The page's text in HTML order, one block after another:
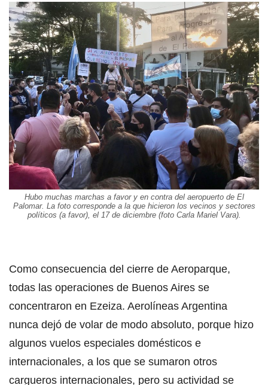
Hubo muchas marchas a favor y en contra del aeropuerto de El
Palomar. La foto corresponde a la que hicieron los vecinos y sectores
políticos (a favor), el 17 de diciembre (foto Carla Mariel Vara).
Como consecuencia del cierre de Aeroparque,
todas las operaciones de Buenos Aires se
concentraron en Ezeiza. Aerolíneas Argentina
nunca dejó de volar de modo absoluto, porque hizo
algunos vuelos especiales domésticos e
internacionales, a los que se sumaron otros
cargueros internacionales, pero su actividad se